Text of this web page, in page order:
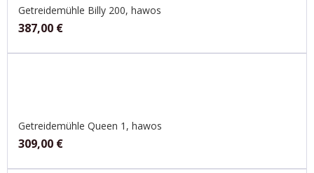
Getreidemühle Billy 200, hawos
387,00 €
Getreidemühle Queen 1, hawos
309,00 €